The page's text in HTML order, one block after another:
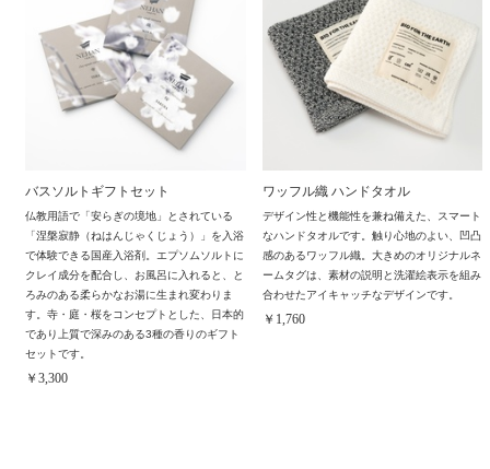
バスソルトギフトセット
仏教用語で「安らぎの境地」とされている
「涅槃寂静（ねはんじゃくじょう）」を入浴
で体験できる国産入浴剤。エプソムソルトに
クレイ成分を配合し、お風呂に入れると、と
ろみのある柔らかなお湯に生まれ変わりま
す。寺・庭・桜をコンセプトとした、日本的
であり上質で深みのある3種の香りのギフト
セットです。
￥3,300
ワッフル織 ハンドタオル
デザイン性と機能性を兼ね備えた、スマート
なハンドタオルです。触り心地のよい、凹凸
感のあるワッフル織。大きめのオリジナルネ
ームタグは、素材の説明と洗濯絵表示を組み
合わせたアイキャッチなデザインです。
￥1,760